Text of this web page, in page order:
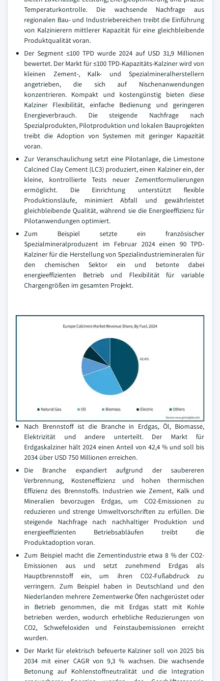
Temperaturkontrolle. Die wachsende Nachfrage aus
regionalen Bau- und Industriebereichen treibt die Einführung
von Kalzinierern mittlerer Kapazität für eine gleichbleibende
Produktqualität voran.
Der Segment ≤100 TPD wurde 2024 auf USD 31,9 Millionen
bewertet. Der Markt für ≤100 TPD-Kapazitäts-Kalziner wird von
kleinen Zement-, Kalk- und Spezialmineralherstellern
angetrieben, die sich auf Nischenanwendungen
konzentrieren. Kompakt und kostengünstig bieten diese
Kalziner Flexibilität, einfache Bedienung und geringeren
Energieverbrauch. Die steigende Nachfrage nach
Spezialprodukten, Pilotproduktion und lokalen Bauprojekten
treibt die Adoption von Systemen mit geringer Kapazität
voran.
Zur Veranschaulichung setzt eine Pilotanlage, die Limestone
Calcined Clay Cement (LC3) produziert, einen Kalziner ein, der
kleine, kontrollierte Tests neuer Zementformulierungen
ermöglicht. Die Einrichtung unterstützt flexible
Produktionsläufe, minimiert Abfall und gewährleistet
gleichbleibende Qualität, während sie die Energieeffizienz für
Pilotanwendungen optimiert.
Zum Beispiel setzte ein französischer
Spezialmineralproduzent im Februar 2024 einen 90 TPD-
Kalziner für die Herstellung von Spezialindustriemineralen für
den chemischen Sektor ein und betonte dabei
energieeffizienten Betrieb und Flexibilität für variable
Chargengrößen im gesamten Projekt.
Nach Brennstoff ist die Branche in Erdgas, Öl, Biomasse,
Elektrizität und andere unterteilt. Der Markt für
Erdgaskalziner hält 2024 einen Anteil von 42,4 % und soll bis
2034 über USD 750 Millionen erreichen.
Die Branche expandiert aufgrund der saubereren
Verbrennung, Kosteneffizienz und hohen thermischen
Effizienz des Brennstoffs. Industrien wie Zement, Kalk und
Mineralien bevorzugen Erdgas, um CO2-Emissionen zu
reduzieren und strenge Umweltvorschriften zu erfüllen. Die
steigende Nachfrage nach nachhaltiger Produktion und
energieeffizienten Betriebsabläufen treibt die
Produktadoption voran.
Zum Beispiel macht die Zementindustrie etwa 8 % der CO2-
Emissionen aus und setzt zunehmend Erdgas als
Hauptbrennstoff ein, um ihren CO2-Fußabdruck zu
verringern. Zum Beispiel haben in Deutschland und den
Niederlanden mehrere Zementwerke Öfen nachgerüstet oder
in Betrieb genommen, die mit Erdgas statt mit Kohle
betrieben werden, wodurch erhebliche Reduzierungen von
CO2, Schwefeloxiden und Feinstaubemissionen erreicht
wurden.
Der Markt für elektrisch befeuerte Kalziner soll von 2025 bis
2034 mit einer CAGR von 9,3 % wachsen. Die wachsende
Betonung auf Kohlenstoffneutralität und die Integration